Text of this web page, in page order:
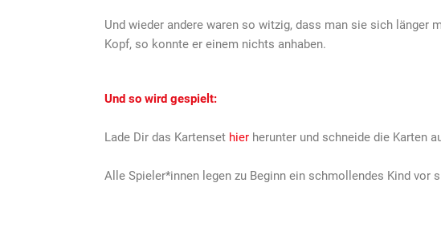
Und wieder andere waren so witzig, dass man sie sich länger
Kopf, so konnte er einem nichts anhaben.
Und so wird gespielt:
Lade Dir das Kartenset hier herunter und schneide die Karten
Alle Spieler*innen legen zu Beginn ein schmollendes Kind vor